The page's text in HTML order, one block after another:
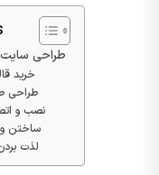
طراحی سایت
1. خرید
2. طراحی
3. نصب و
4. ساختن
5. لذت